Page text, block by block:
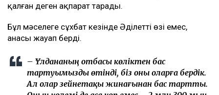
қалған деген ақпарат тарады.
Бұл мәселеге сұхбат кезінде Әділеттің өзі емес,
анасы жауап берді.
– Ұлдананың отбасы көліктен бас
тартуымызды өтінді, біз оны оларға бердік.
Ал олар зейнетақы жинағынан бас тартты.